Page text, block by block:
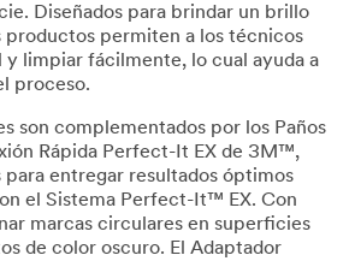
Diseñados para brindar un brillo
productos permiten a los técnicos
y limpiar fácilmente, lo cual ayuda a
proceso.
son complementados por los Paños
Rápida Perfect-It EX de 3M™,
para entregar resultados óptimos
el Sistema Perfect-It™ EX. Con
marcas circulares en superficies
de color oscuro. El Adaptador